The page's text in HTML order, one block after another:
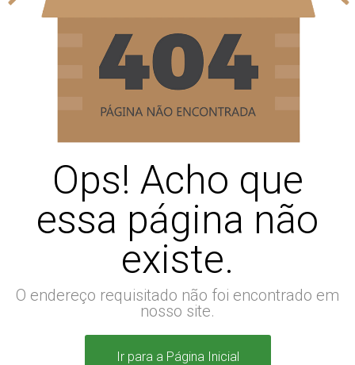
Ops! Acho que
essa página não
existe.
O endereço requisitado não foi encontrado em
nosso site.
Ir para a Página Inicial